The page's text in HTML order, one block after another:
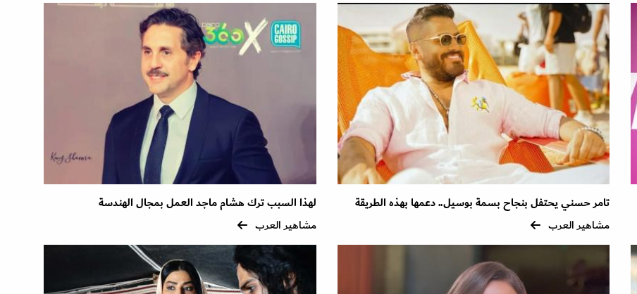
تامر حسني يحتفل بنجاح بسمة بوسيل.. دعمها بهذه الطريقة
مشاهير العرب
لهذا السبب ترك هشام ماجد العمل بمجال الهندسة
مشاهير العرب